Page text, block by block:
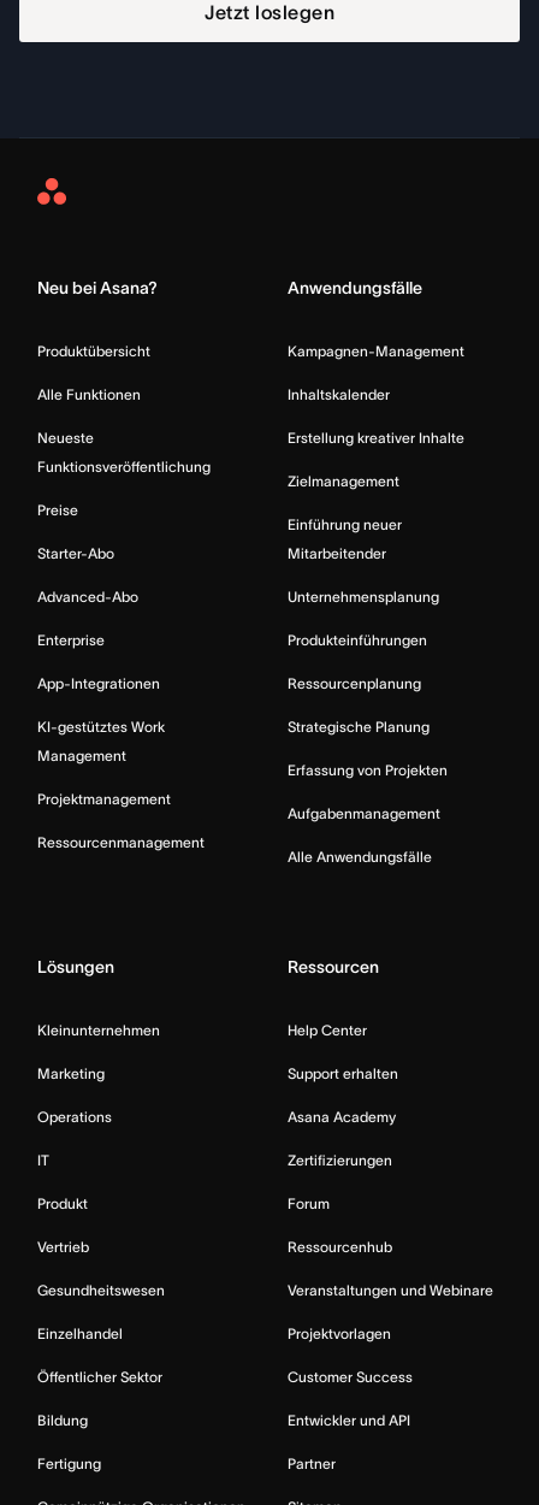
Jetzt loslegen
Asana
Neu bei Asana?
Produktübersicht
Alle Funktionen
Neueste
Funktionsveröffentlichung
Preise
Starter-Abo
Advanced-Abo
Enterprise
App-Integrationen
KI-gestütztes Work
Management
Projektmanagement
Ressourcenmanagement
Anwendungsfälle
Kampagnen-Management
Inhaltskalender
Erstellung kreativer Inhalte
Zielmanagement
Einführung neuer
Mitarbeitender
Unternehmensplanung
Produkteinführungen
Ressourcenplanung
Strategische Planung
Erfassung von Projekten
Aufgabenmanagement
Alle Anwendungsfälle
Lösungen
Kleinunternehmen
Marketing
Operations
IT
Produkt
Vertrieb
Gesundheitswesen
Einzelhandel
Öffentlicher Sektor
Bildung
Fertigung
Ressourcen
Help Center
Support erhalten
Asana Academy
Zertifizierungen
Forum
Ressourcenhub
Veranstaltungen und Webinare
Projektvorlagen
Customer Success
Entwickler und API
Partner